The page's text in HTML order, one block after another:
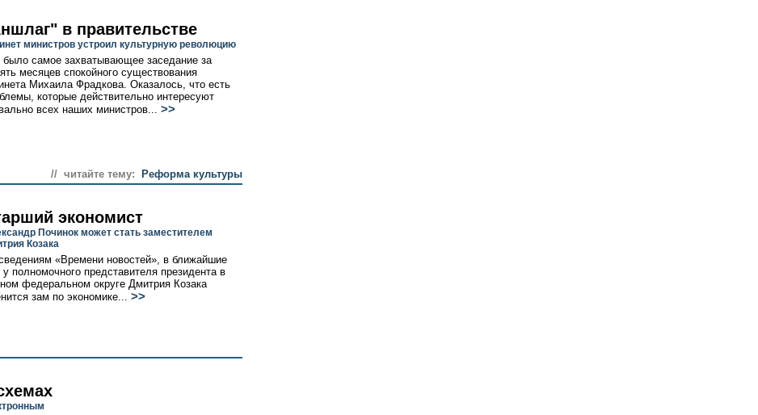
в правительстве
министров устроил культурную революцию
было самое захватывающее заседание за
месяцев спокойного существования
Михаила Фрадкова. Оказалось, что есть
которые действительно интересуют
всех наших министров... >>
// читайте тему: Реформа культуры
экономист
Починок может стать заместителем
Козака
«Времени новостей», в ближайшие
у полномочного представителя президента в
федеральном округе Дмитрия Козака
зам по экономике... >>